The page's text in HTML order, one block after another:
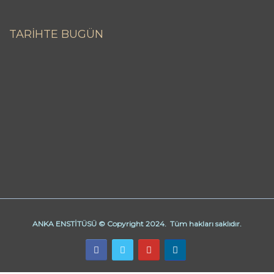
TARİHTE BUGÜN
ANKA ENSTİTÜSÜ © Copyright 2024. Tüm hakları saklıdır.